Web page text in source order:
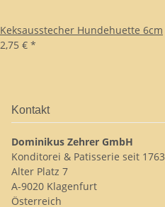
Keksausstecher Hundehuette 6cm
2,75 € *
Kontakt
Dominikus Zehrer GmbH
Konditorei & Patisserie seit 1763
Alter Platz 7
A-9020 Klagenfurt
Österreich